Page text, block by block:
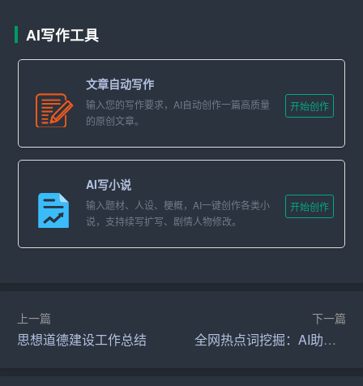
3. 个性化定制
智能写作助手可以根据求职者的个人经历、技能和求职意
向，生成具有个性化的简历。这有助于凸显求职者的优
势，提高求职成功率。
4. 智能优化
智能写作助手会根据招聘网站的职位要求，对简历进行智
能优化，使其更符合招聘方的需求。这有助于提高简历的
通过率，让求职者更快地获得面试机会。
首先，求职者需要在智能写作助手中输入个人信息，包括
姓名、联系方式、邮箱等。这些信息是简历的基础，务必
AI写作工具
文章自动写作
输入您的写作要求，AI自动创作一篇高质量
的原创文章。
开始创作
AI写小说
输入题材、人设、梗概，AI一键创作各类小
说，支持续写扩写、剧情人物修改。
开始创作
上一篇
思想道德建设工作总结
下一篇
全网热点词挖掘：AI助手带你捕捉潮流